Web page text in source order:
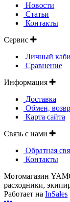
Новости
Статьи
Контакты
Сервис
Личный
Сравнение
Информация
Доставка
Обмен,
Карта сайта
Связь с нами
Обратная
Контакты
Мотомагазин
расходники,
Работает на InSales